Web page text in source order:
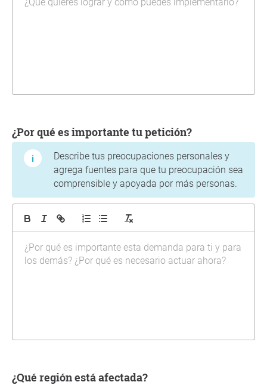
¿Por qué es importante tu petición?
Describe tus preocupaciones personales y
agrega fuentes para que tu preocupación sea
comprensible y apoyada por más personas.
¿Qué región está afectada?